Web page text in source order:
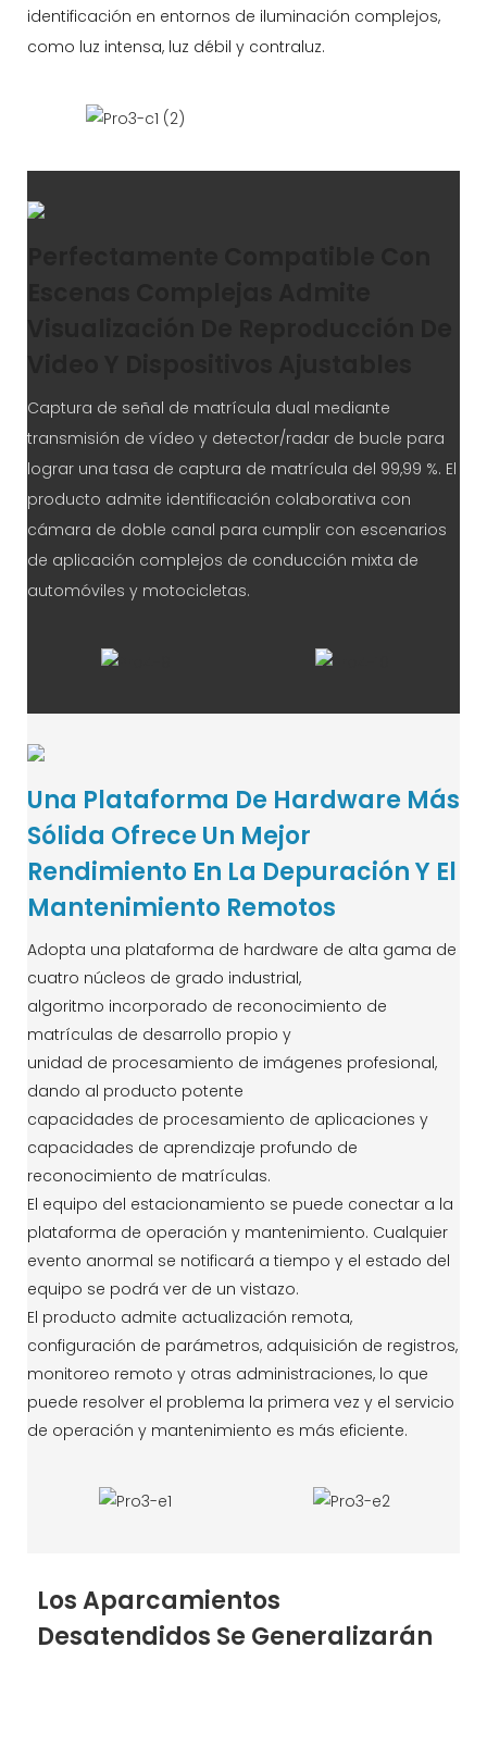
identificación en entornos de iluminación complejos,
como luz intensa, luz débil y contraluz.
Captura de señal de matrícula dual mediante
transmisión de vídeo y detector/radar de bucle para
lograr una tasa de captura de matrícula del 99,99 %. El
producto admite identificación colaborativa con
cámara de doble canal para cumplir con escenarios
de aplicación complejos de conducción mixta de
automóviles y motocicletas.
Una Plataforma De Hardware Más
Sólida Ofrece Un Mejor
Rendimiento En La Depuración Y El
Mantenimiento Remotos
Adopta una plataforma de hardware de alta gama de
cuatro núcleos de grado industrial,
algoritmo incorporado de reconocimiento de
matrículas de desarrollo propio y
unidad de procesamiento de imágenes profesional,
dando al producto potente
capacidades de procesamiento de aplicaciones y
capacidades de aprendizaje profundo de
reconocimiento de matrículas.
El equipo del estacionamiento se puede conectar a la
plataforma de operación y mantenimiento. Cualquier
evento anormal se notificará a tiempo y el estado del
equipo se podrá ver de un vistazo.
El producto admite actualización remota,
configuración de parámetros, adquisición de registros,
monitoreo remoto y otras administraciones, lo que
puede resolver el problema la primera vez y el servicio
de operación y mantenimiento es más eficiente.
Los Aparcamientos
Desatendidos Se Generalizarán